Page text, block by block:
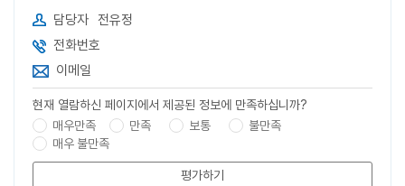
담당자 전유정
전화번호
이메일
현재 열람하신 페이지에서 제공된 정보에 만족하십니까?
매우만족
만족 보통
불만족
매우 불만족
평가하기